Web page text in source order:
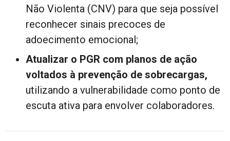
Não Violenta (CNV) para que seja possível
reconhecer sinais precoces de
adoecimento emocional;
Atualizar o PGR com planos de ação
voltados à prevenção de sobrecargas,
utilizando a vulnerabilidade como ponto de
escuta ativa para envolver colaboradores.